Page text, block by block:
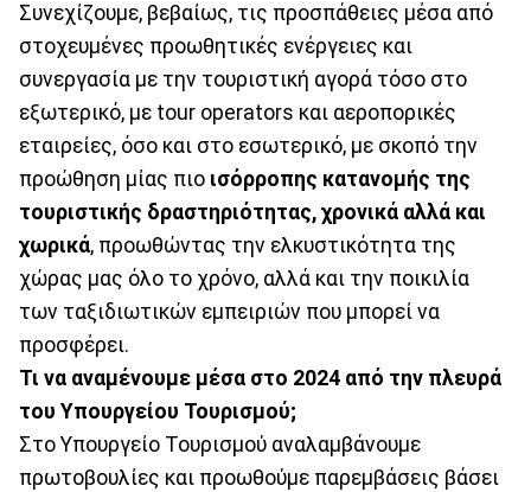
Συνεχίζουμε, βεβαίως, τις προσπάθειες μέσα από
στοχευμένες προωθητικές ενέργειες και
συνεργασία με την τουριστική αγορά τόσο στο
εξωτερικό, με tour operators και αεροπορικές
εταιρείες, όσο και στο εσωτερικό, με σκοπό την
προώθηση μίας πιο ισόρροπης κατανομής της
τουριστικής δραστηριότητας, χρονικά αλλά και
χωρικά, προωθώντας την ελκυστικότητα της
χώρας μας όλο το χρόνο, αλλά και την ποικιλία
των ταξιδιωτικών εμπειριών που μπορεί να
προσφέρει.
Τι να αναμένουμε μέσα στο 2024 από την πλευρά
του Υπουργείου Τουρισμού;
Στο Υπουργείο Τουρισμού αναλαμβάνουμε
πρωτοβουλίες και προωθούμε παρεμβάσεις βάσει